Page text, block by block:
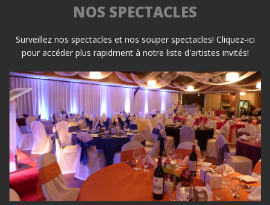
NOS SPECTACLES
Surveillez nos spectacles et nos souper spectacles! Cliquez-ici
pour accéder plus rapidment à notre liste d'artistes invités!